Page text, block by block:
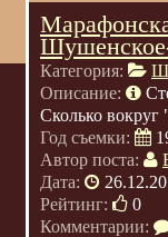
Категория:
Описание:
Сколько вокруг
Год съемки:
Автор поста:
Дата:
Рейтинг:
0
Комментарии: